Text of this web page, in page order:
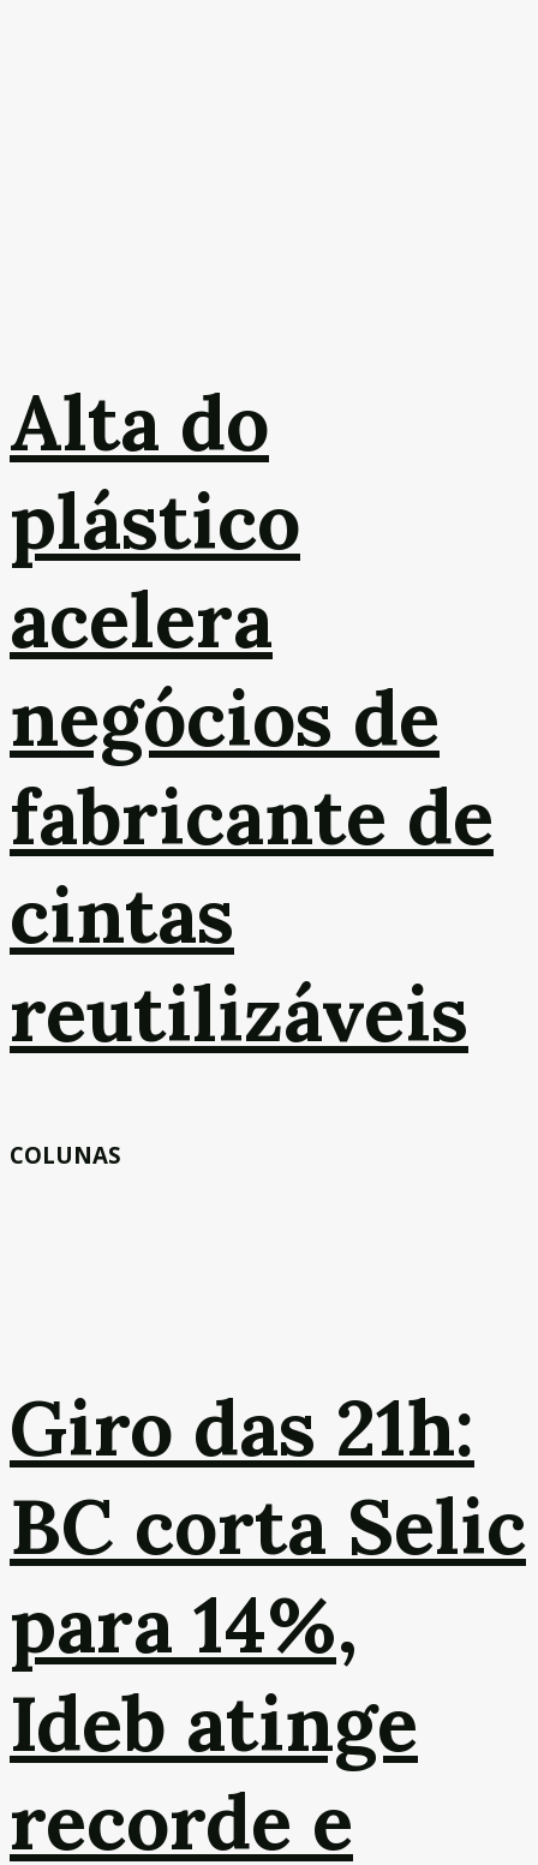
Alta do
plástico
acelera
negócios de
fabricante de
cintas
reutilizáveis
COLUNAS
Giro das 21h:
BC corta Selic
para 14%,
Ideb atinge
recorde e